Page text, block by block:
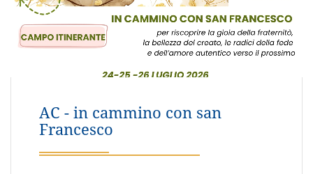
Voci nel tempo - profezie di
vita STRAordinaria